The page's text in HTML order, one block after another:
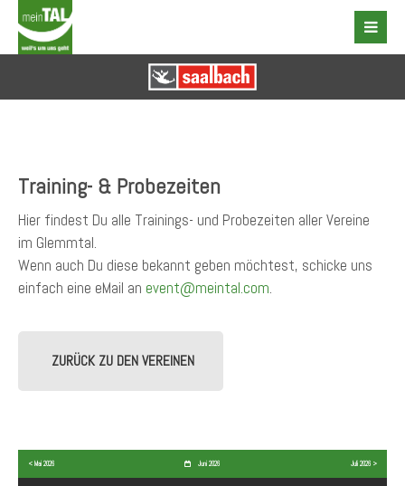
Training- & Probezeiten
Hier findest Du alle Trainings- und Probezeiten aller Vereine
im Glemmtal.
Wenn auch Du diese bekannt geben möchtest, schicke uns
einfach eine eMail an event@meintal.com.
ZURÜCK ZU DEN VEREINEN
< Mai 2026 Juni 2026 Juli 2026 >